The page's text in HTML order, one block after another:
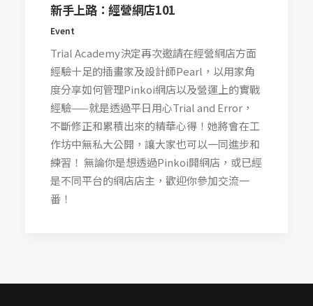
新手上路：經營網店101
Event
Trial Academy決定再次邀請在經營網店方面
經驗十足的插畫家及設計師Pearl，以用家角
度分享如何管理Pinkoi網店以及營運上的實戰
經驗——就是透過平日用心Trial and Error，
不斷修正和累積出來的精華心得！她將會在工
作坊中無私大公開，讓大家也可以一同進步和
練習！ 無論你是想透過Pinkoi開網店，或已經
是不同平台的網店店主，歡迎你參加交流一
番！